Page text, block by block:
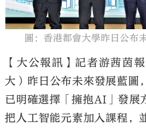
大公文匯
圖：香港都會大學昨日公布未
【大公報訊】記者游茜茵
大）昨日公布未來發展藍圖
已明確選擇「擁抱AI」發展
把人工智能元素加入課程